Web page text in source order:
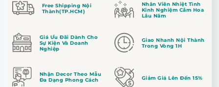
Free Shipping Nội
Thành(TP.HCM)
Nhân Viên Nhiệt Tình
Kinh Nghiệm Cắm Hoa
Lâu Năm
Giá Ưu Đãi Dành Cho
Sự Kiện Và Doanh
Nghiệp
Giao Nhanh Nội Thành
Trong Vòng 1H
Nhận Decor Theo Mẫu
Đa Dạng Phong Cách
Giảm Giá Lên Đến 15%